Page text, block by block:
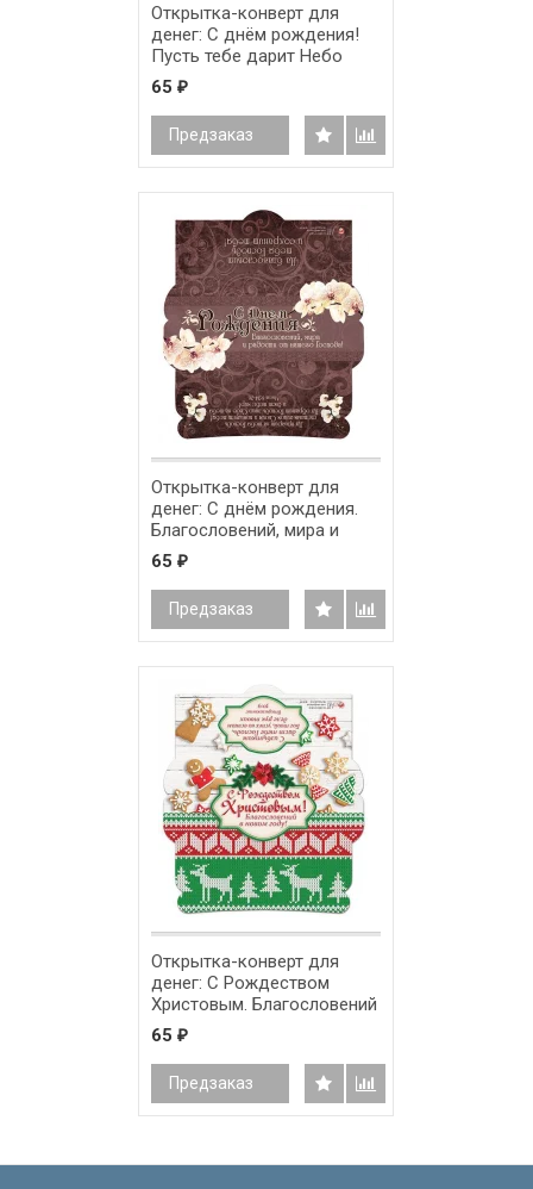
Открытка-конверт для
денег: С днём рождения!
Пусть тебе дарит Небо
почаще все, что радость
тебе приносит, все, что
нужно тебе для счастья! /
ПК-011/
65 ₽
Предзаказ
Открытка-конверт для
денег: С днём рождения.
Благословений, мира и
радости от нашего
Господа! /ПК-009/
65 ₽
Предзаказ
Открытка-конверт для
денег: С Рождеством
Христовым. Благословений
в новом году! /ПК-014/
65 ₽
Предзаказ